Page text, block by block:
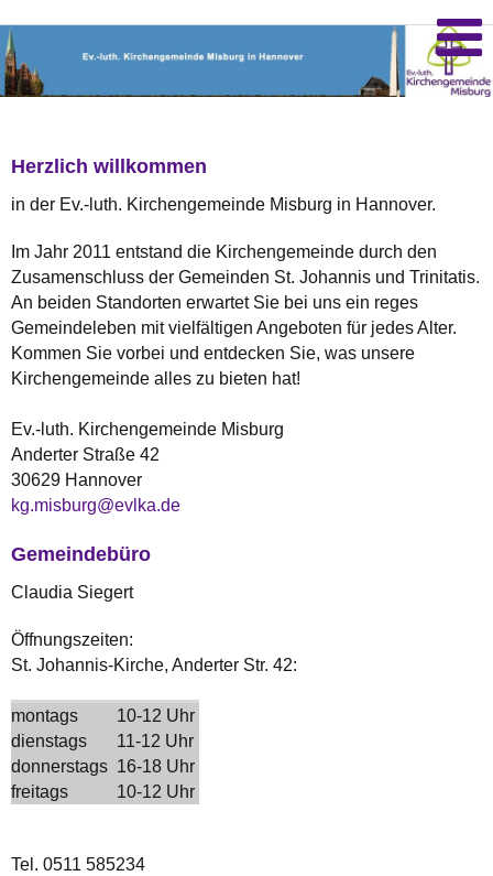
Herzlich willkommen
in der Ev.-luth. Kirchengemeinde Misburg in Hannover.
Im Jahr 2011 entstand die Kirchengemeinde durch den
Zusamenschluss der Gemeinden St. Johannis und Trinitatis.
An beiden Standorten erwartet Sie bei uns ein reges
Gemeindeleben mit vielfältigen Angeboten für jedes Alter.
Kommen Sie vorbei und entdecken Sie, was unsere
Kirchengemeinde alles zu bieten hat!
Ev.-luth. Kirchengemeinde Misburg
Anderter Straße 42
30629 Hannover
kg.misburg@evlka.de
Gemeindebüro
Claudia Siegert
Öffnungszeiten:
St. Johannis-Kirche, Anderter Str. 42:
montags
10-12 Uhr
dienstags
11-12 Uhr
donnerstags 16-18 Uhr
freitags
10-12 Uhr
Tel. 0511 585234